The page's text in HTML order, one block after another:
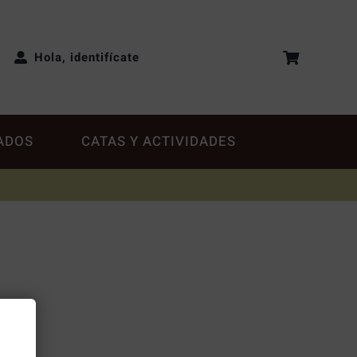
Hola, identifícate
CATAS Y ACTIVIDADES